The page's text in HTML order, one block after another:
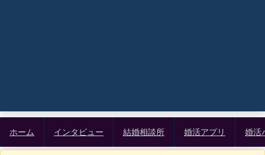
ホーム インタビュー 結婚相談所 婚活アプリ 婚活